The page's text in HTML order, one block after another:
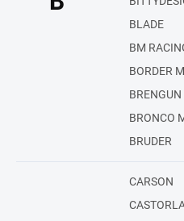
BLADE
BM
BORDER
BRENGUN
BRONCO
BRUDER
CARSON